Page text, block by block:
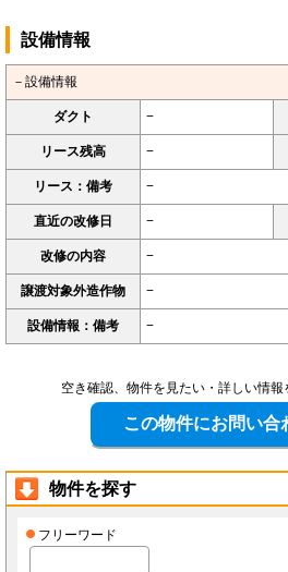
設備情報
－設備情報
ダクト −
リース残高 −
リース：備考 −
直近の改修日 −
改修の内容 −
譲渡対象外造作物 −
設備情報：備考 −
空き確認、物件を見たい・詳しい情報
物件を探す
フリーワード